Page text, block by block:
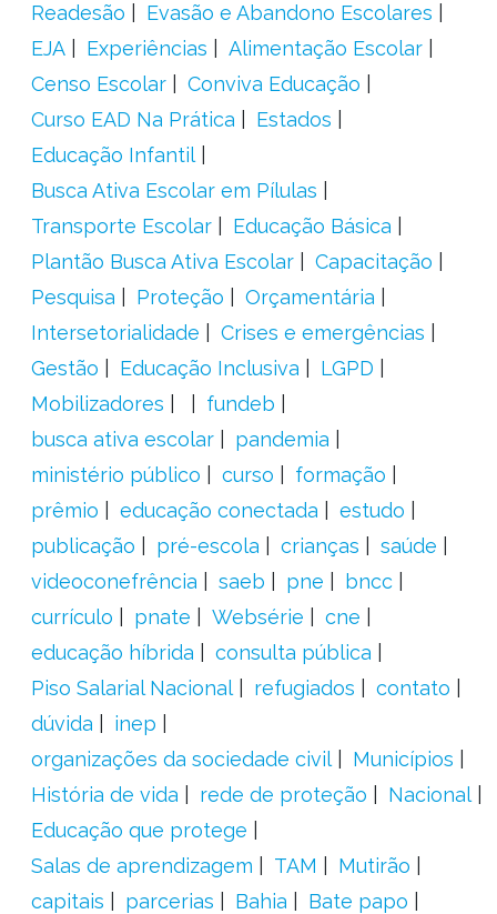
Readesão
Evasão e Abandono Escolares
EJA
Experiências
Alimentação Escolar
Censo Escolar
Conviva Educação
Curso EAD Na Prática
Estados
Educação Infantil
Busca Ativa Escolar em Pílulas
Transporte Escolar
Educação Básica
Plantão Busca Ativa Escolar
Capacitação
Pesquisa
Proteção
Orçamentária
Intersetorialidade
Crises e emergências
Gestão
Educação Inclusiva
LGPD
Mobilizadores
fundeb
busca ativa escolar
pandemia
ministério público
curso
formação
prêmio
educação conectada
estudo
publicação
pré-escola crianças
saúde
videoconefrência
saeb pne
bncc
currículo
pnate Websérie
cne
educação híbrida
consulta pública
Piso Salarial Nacional
refugiados
contato
dúvida
inep
organizações da sociedade civil
Municípios
História de vida
rede de proteção
Nacional
Educação que protege
Salas de aprendizagem
TAM
Mutirão
capitais
parcerias Bahia
Bate papo